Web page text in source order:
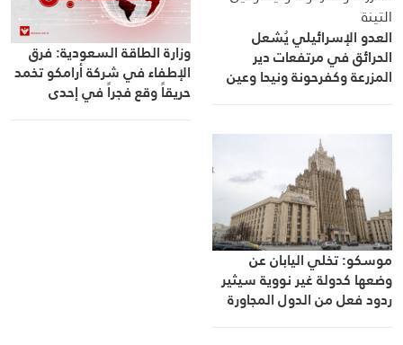
العدو الإسرائيلي يُشعل
الحرائق في مرتفعات دير
المزرعة وكفرحونة ونيحا وعين
وزارة الطاقة السعودية: فرق
الإطفاء في شركة أرامكو تخمد
حريقاً وقع فجراً في إحدى
موسكو: تخلي اليابان عن
وضعها كدولة غير نووية سيثير
ردود فعل من الدول المجاورة